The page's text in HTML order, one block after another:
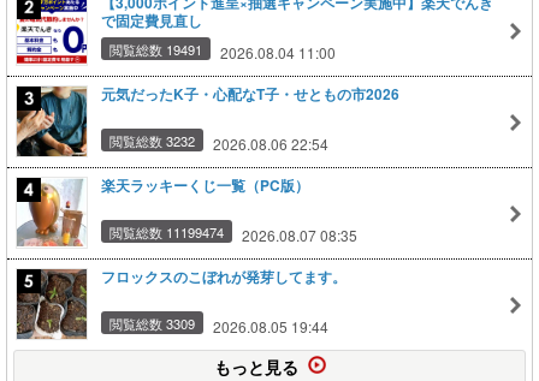
で固定費見直し
閲覧総数 19491 2026.08.04 11:00
元気だったK子・心配なT子・せともの市2026
閲覧総数 3232 2026.08.06 22:54
楽天ラッキーくじ一覧（PC版）
閲覧総数 11199474 2026.08.07 08:35
フロックスのこぼれが発芽してます。
閲覧総数 3309 2026.08.05 19:44
もっと見る